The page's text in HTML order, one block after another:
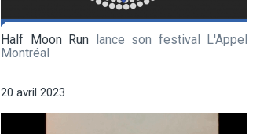
Half Moon Run lance son festival L'Appel
Montréal
20 avril 2023